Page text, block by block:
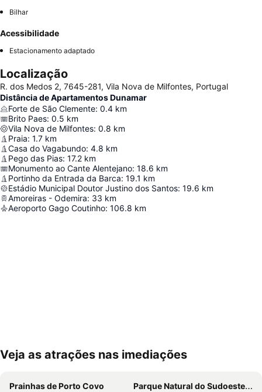
Bilhar
Acessibilidade
Estacionamento adaptado
Localização
R. dos Medos 2, 7645-281, Vila Nova de Milfontes, Portugal
Distância de Apartamentos Dunamar
Forte de São Clemente: 0.4 km
Brito Paes: 0.5 km
Vila Nova de Milfontes: 0.8 km
Praia: 1.7 km
Casa do Vagabundo: 4.8 km
Pego das Pias: 17.2 km
Monumento ao Cante Alentejano: 18.6 km
Portinho da Entrada da Barca: 19.1 km
Estádio Municipal Doutor Justino dos Santos: 19.6 km
Amoreiras - Odemira: 33 km
Aeroporto Gago Coutinho: 106.8 km
Ampliar mapa
Veja as atrações nas imediações
Prainhas de Porto Covo
Parque Natural do Sudoeste Alentejano e Costa Vicentina